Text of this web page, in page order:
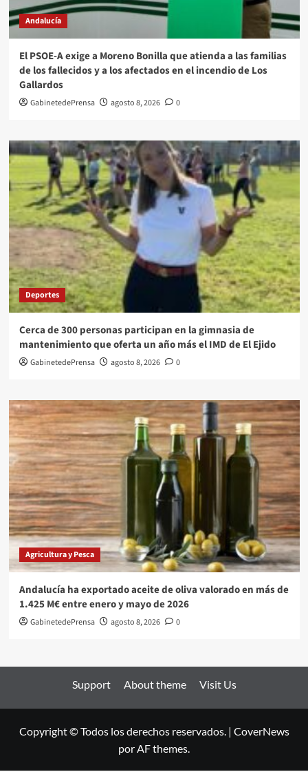
Andalucía
El PSOE-A exige a Moreno Bonilla que atienda a las familias
de los fallecidos y a los afectados en el incendio de Los
Gallardos
GabinetedePrensa agosto 8, 2026 0
Deportes
Cerca de 300 personas participan en la gimnasia de
mantenimiento que oferta un año más el IMD de El Ejido
GabinetedePrensa agosto 8, 2026 0
Agricultura y Pesca
Andalucía ha exportado aceite de oliva valorado en más de
1.425 M€ entre enero y mayo de 2026
GabinetedePrensa agosto 8, 2026 0
Support About theme Visit Us
Copyright © Todos los derechos reservados. | CoverNews
por AF themes.